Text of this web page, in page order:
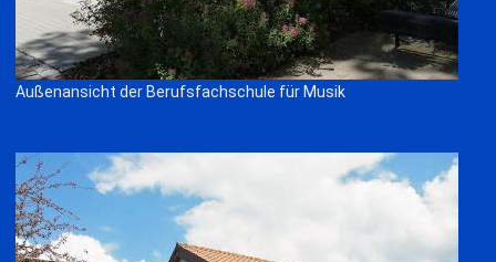
Außenansicht der Berufsfachschule für Musik